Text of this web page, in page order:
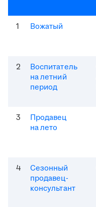
1 Вожатый
2
Воспитатель
на летний
период
3
Продавец
на лето
4
Сезонный
продавец-
консультант